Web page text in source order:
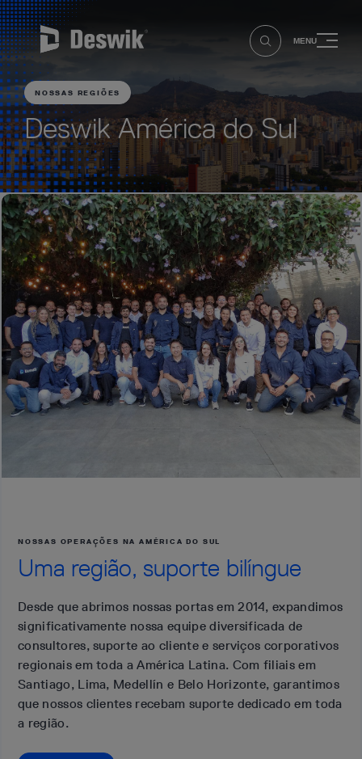
MENU
NOSSAS REGIÕES
Deswik América do Sul
NOSSAS OPERAÇÕES NA AMÉRICA DO SUL
Uma região, suporte bilíngue
Desde que abrimos nossas portas em 2014, expandimos
significativamente nossa equipe diversificada de
consultores, suporte ao cliente e serviços corporativos
regionais em toda a América Latina. Com filiais em
Santiago, Lima, Medellín e Belo Horizonte, garantimos
que nossos clientes recebam suporte dedicado em toda
a região.